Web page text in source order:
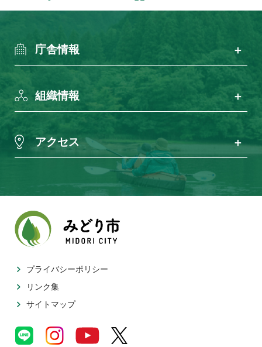
庁舎情報
組織情報
アクセス
プライバシーポリシー
リンク集
サイトマップ